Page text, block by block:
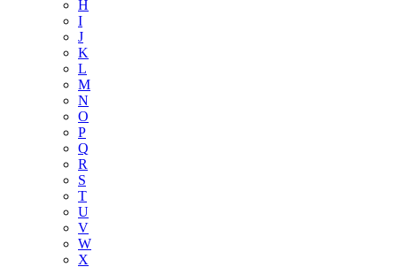
H
I
J
K
L
M
N
O
P
Q
R
S
T
U
V
W
X